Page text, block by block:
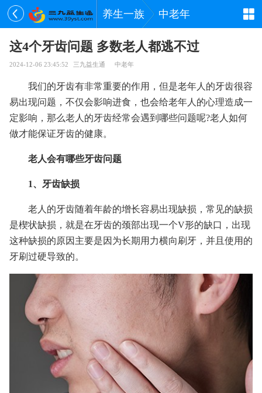
养生一族 中老年
这4个牙齿问题 多数老人都逃不过
2024-12-06 23:45:52 三九益生通 中老年
我们的牙齿有非常重要的作用，但是老年人的牙齿很容
易出现问题，不仅会影响进食，也会给老年人的心理造成一
定影响，那么老人的牙齿经常会遇到哪些问题呢?老人如何
做才能保证牙齿的健康。
老人会有哪些牙齿问题
1、牙齿缺损
老人的牙齿随着年龄的增长容易出现缺损，常见的缺损
是楔状缺损，就是在牙齿的颈部出现一个V形的缺口，出现
这种缺损的原因主要是因为长期用力横向刷牙，并且使用的
牙刷过硬导致的。